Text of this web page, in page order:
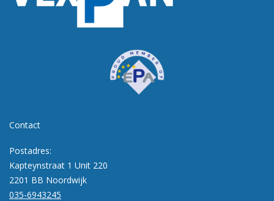
Contact
Postadres:
Kapteynstraat 1 Unit 220
2201 BB Noordwijk
035-6943245